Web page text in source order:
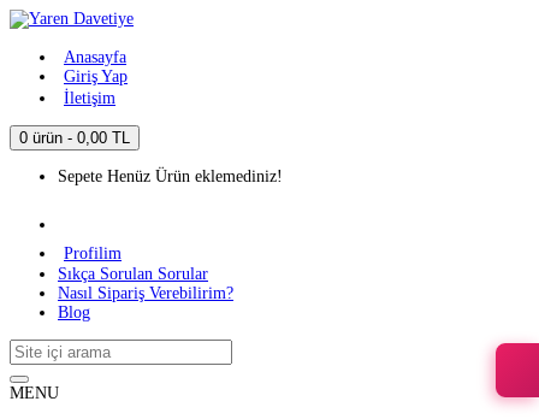
Anasayfa
Giriş Yap
İletişim
0 ürün - 0,00 TL
Sepete Henüz Ürün eklemediniz!
Profilim
Sıkça Sorulan Sorular
Nasıl Sipariş Verebilirim?
Blog
MENU